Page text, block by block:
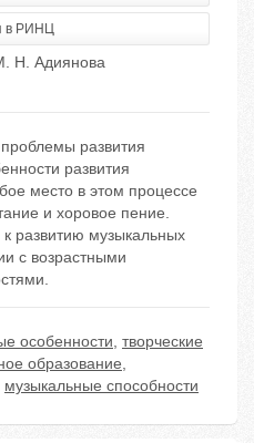
в РИНЦ
Н. Адиянова
развития
развития
место в этом процессе
и хоровое пение.
развитию музыкальных
с возрастными
особенности, творческие
образование,
музыкальные способности